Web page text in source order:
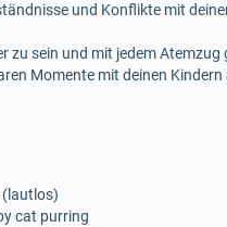
und Konflikte mit
zu sein und mit jedem
Momente mit deinen
(lautlos)
cat purring